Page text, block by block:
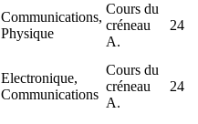
Communications,
Physique
Cours du
créneau
A.
24
Electronique,
Communications
Cours du
créneau
A.
24